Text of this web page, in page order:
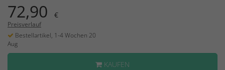
72,90 €
Preisverlauf
Bestellartikel, 1-4 Wochen 20
Aug
KAUFEN